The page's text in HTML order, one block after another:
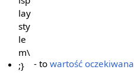
- towartość oczekiwana